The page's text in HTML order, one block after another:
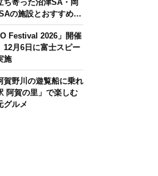
ち寄った沼津SA・岡
の施設とおすすめグ
Festival 2026」開催
月6日に富士スピー
施
賀野川の遊覧船に乗れ
阿賀の里」で楽しむ
グルメ